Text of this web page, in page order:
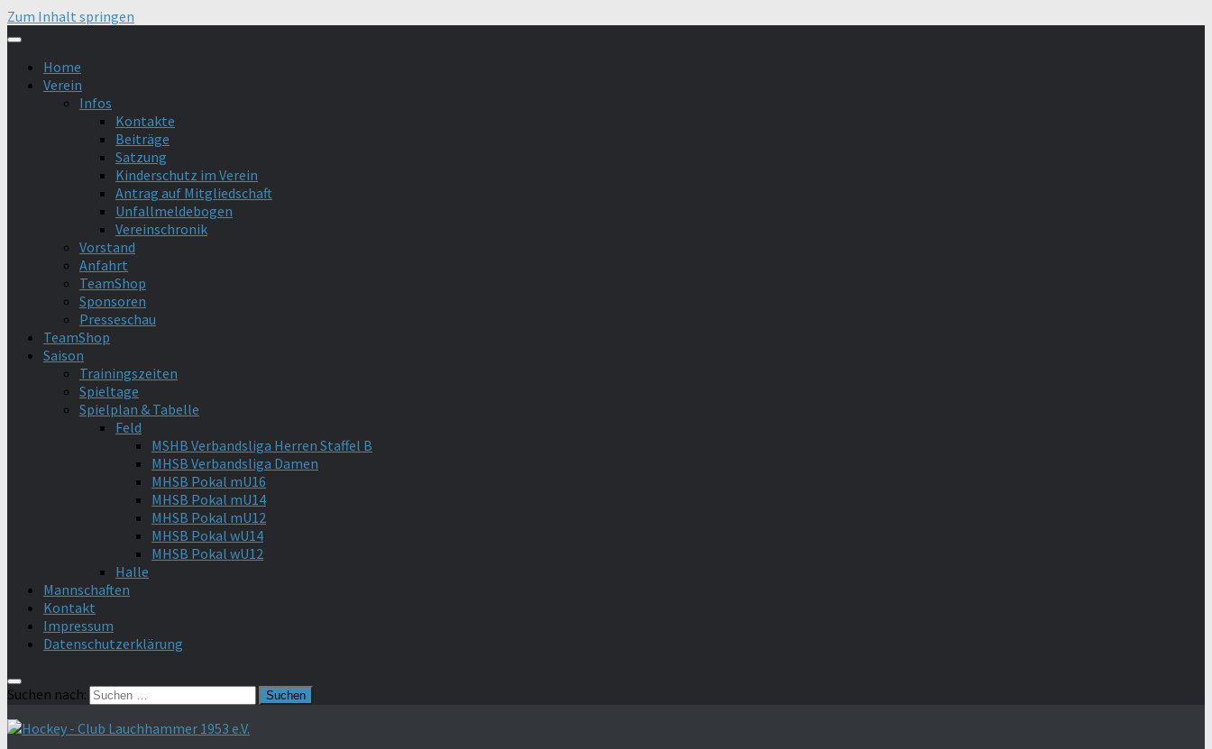
Zum Inhalt springen
Home
Verein
Infos
Kontakte
Beiträge
Satzung
Kinderschutz im Verein
Antrag auf Mitgliedschaft
Unfallmeldebogen
Vereinschronik
Vorstand
Anfahrt
TeamShop
Sponsoren
Presseschau
TeamShop
Saison
Trainingszeiten
Spieltage
Spielplan & Tabelle
Feld
MSHB Verbandsliga Herren Staffel B
MHSB Verbandsliga Damen
MHSB Pokal mU16
MHSB Pokal mU14
MHSB Pokal mU12
MHSB Pokal wU14
MHSB Pokal wU12
Halle
Mannschaften
Kontakt
Impressum
Datenschutzerklärung
Suchen nach: